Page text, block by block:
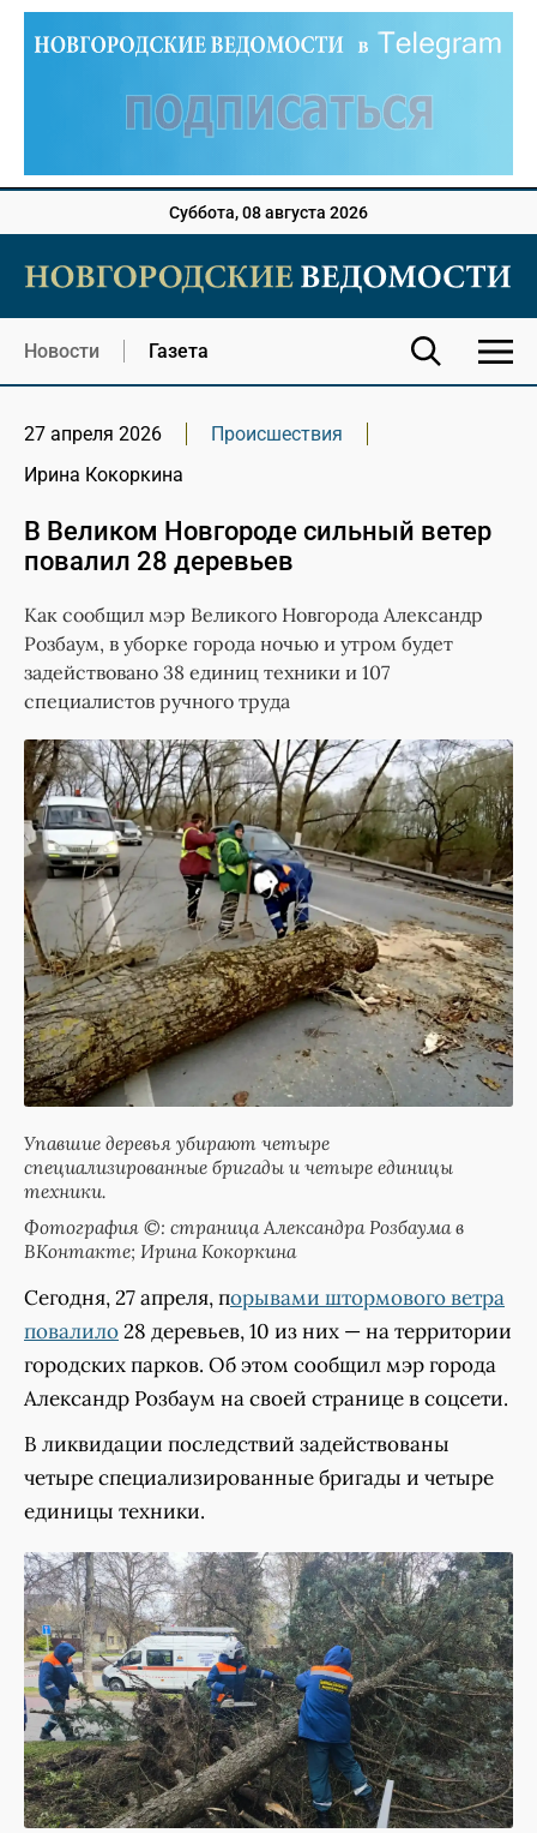
Суббота, 08 августа 2026
Новости Газета
27 апреля 2026
Происшествия
Ирина Кокоркина
В Великом Новгороде сильный ветер
повалил 28 деревьев
Как сообщил мэр Великого Новгорода Александр
Розбаум, в уборке города ночью и утром будет
задействовано 38 единиц техники и 107
специалистов ручного труда
Упавшие деревья убирают четыре
специализированные бригады и четыре единицы
техники.
Фотография ©: страница Александра Розбаума в
ВКонтакте; Ирина Кокоркина
Сегодня, 27 апреля, порывами штормового ветра
повалило28 деревьев, 10 из них — на территории
городских парков. Об этом сообщил мэр города
Александр Розбаум на своей странице в соцсети.
В ликвидации последствий задействованы
четыре специализированные бригады и четыре
единицы техники.